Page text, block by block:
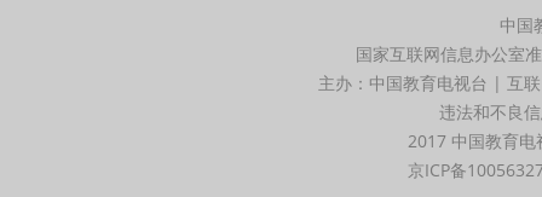
中国
国家互联网信息办公室
主办：中国教育电视台 | 互
违法和不良
2017 中国教育
京ICP备